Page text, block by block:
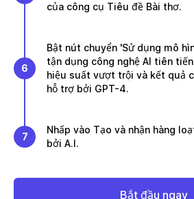
của công cụ Tiêu đề Bài thơ.
6
Bật nút chuyển 'Sử dụng mô
tận dụng công nghệ AI tiên
hiệu suất vượt trội và kết quả
hỗ trợ bởi GPT-4.
7
Nhấp vào Tạo và nhận hàng
bởi A.I.
Bắt đầu ngay